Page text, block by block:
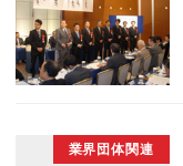
業界団体関連